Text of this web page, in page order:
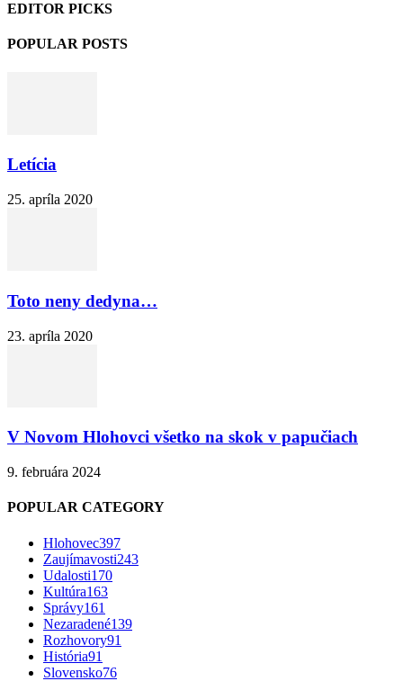
EDITOR PICKS
POPULAR POSTS
Letícia
25. apríla 2020
Toto neny dedyna…
23. apríla 2020
V Novom Hlohovci všetko na skok v papučiach
9. februára 2024
POPULAR CATEGORY
Hlohovec397
Zaujímavosti243
Udalosti170
Kultúra163
Správy161
Nezaradené139
Rozhovory91
História91
Slovensko76